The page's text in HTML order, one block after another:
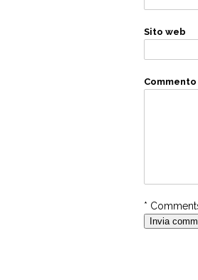
Sito web
Commento
*